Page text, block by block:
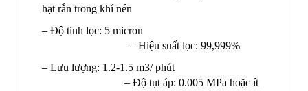
hạt rắn trong khí nén
– Độ tinh lọc: 5 micron
– Hiệu suất lọc: 99,999%
– Lưu lượng: 1.2-1.5 m3/ phút
– Độ tụt áp: 0.005 MPa hoặc ít